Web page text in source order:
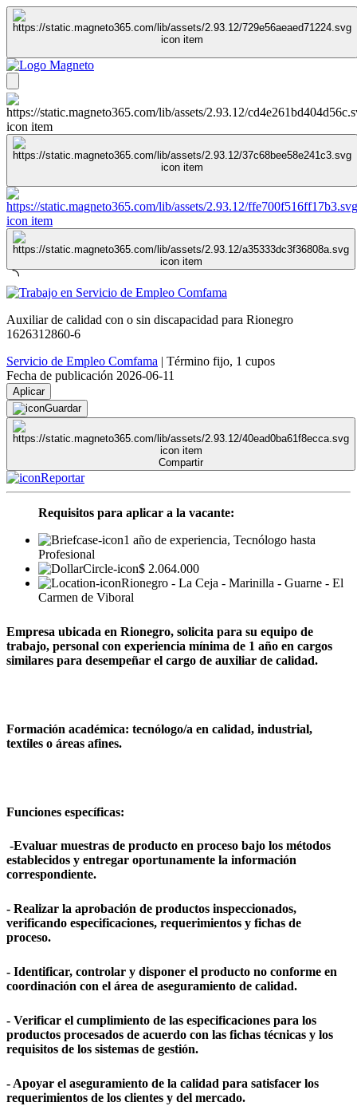
Auxiliar de calidad con o sin discapacidad para Rionegro
1626312860-6
Servicio de Empleo Comfama | Término fijo, 1 cupos
Fecha de publicación 2026-06-11
Aplicar
Guardar
Compartir
Reportar
Requisitos para aplicar a la vacante:
1 año de experiencia, Tecnólogo hasta
Profesional
$ 2.064.000
Rionegro - La Ceja - Marinilla - Guarne - El
Carmen de Viboral
Empresa ubicada en Rionegro, solicita para su equipo de
trabajo, personal con experiencia mínima de 1 año en cargos
similares para desempeñar el cargo de auxiliar de calidad.
Formación académica: tecnólogo/a en calidad, industrial,
textiles o áreas afines.
Funciones específicas:
-Evaluar muestras de producto en proceso bajo los métodos
establecidos y entregar oportunamente la información
correspondiente.
- Realizar la aprobación de productos inspeccionados,
verificando especificaciones, requerimientos y fichas de
proceso.
- Identificar, controlar y disponer el producto no conforme en
coordinación con el área de aseguramiento de calidad.
- Verificar el cumplimiento de las especificaciones para los
productos procesados de acuerdo con las fichas técnicas y los
requisitos de los sistemas de gestión.
- Apoyar el aseguramiento de la calidad para satisfacer los
requerimientos de los clientes y del mercado.